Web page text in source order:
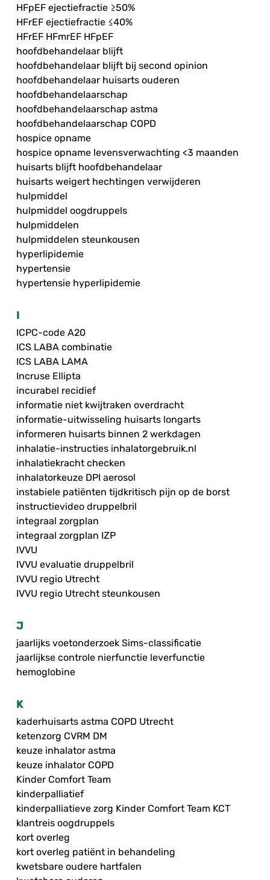
HFpEF ejectiefractie ≥50%
HFrEF ejectiefractie ≤40%
HFrEF HFmrEF HFpEF
hoofdbehandelaar blijft
hoofdbehandelaar blijft bij second opinion
hoofdbehandelaar huisarts ouderen
hoofdbehandelaarschap
hoofdbehandelaarschap astma
hoofdbehandelaarschap COPD
hospice opname
hospice opname levensverwachting <3 maanden
huisarts blijft hoofdbehandelaar
huisarts weigert hechtingen verwijderen
hulpmiddel
hulpmiddel oogdruppels
hulpmiddelen
hulpmiddelen steunkousen
hyperlipidemie
hypertensie
hypertensie hyperlipidemie
I
ICPC-code A20
ICS LABA combinatie
ICS LABA LAMA
Incruse Ellipta
incurabel recidief
informatie niet kwijtraken overdracht
informatie-uitwisseling huisarts longarts
informeren huisarts binnen 2 werkdagen
inhalatie-instructies inhalatorgebruik.nl
inhalatiekracht checken
inhalatorkeuze DPI aerosol
instabiele patiënten tijdkritisch pijn op de borst
instructievideo druppelbril
integraal zorgplan
integraal zorgplan IZP
IVVU
IVVU evaluatie druppelbril
IVVU regio Utrecht
IVVU regio Utrecht steunkousen
J
jaarlijks voetonderzoek Sims-classificatie
jaarlijkse controle nierfunctie leverfunctie
hemoglobine
K
kaderhuisarts astma COPD Utrecht
ketenzorg CVRM DM
keuze inhalator astma
keuze inhalator COPD
Kinder Comfort Team
kinderpalliatief
kinderpalliatieve zorg Kinder Comfort Team KCT
klantreis oogdruppels
kort overleg
kort overleg patiënt in behandeling
kwetsbare oudere hartfalen